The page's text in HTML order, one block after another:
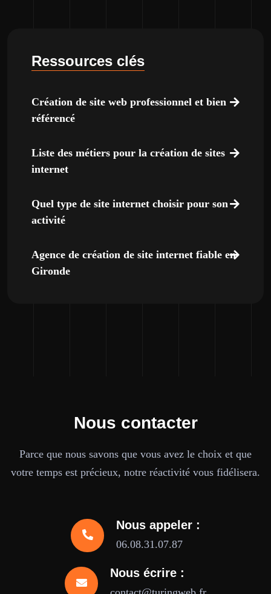
Ressources clés
Création de site web professionnel et bien
référencé
Liste des métiers pour la création de sites
internet
Quel type de site internet choisir pour son
activité
Agence de création de site internet fiable en
Gironde
Nous contacter
Parce que nous savons que vous avez le choix et que
votre temps est précieux, notre réactivité vous fidélisera.
Nous appeler :
06.08.31.07.87
Nous écrire :